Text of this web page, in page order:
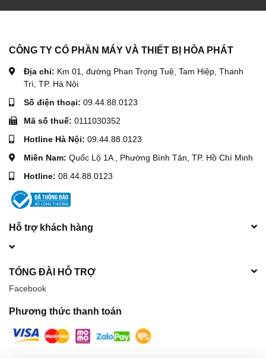
CÔNG TY CỔ PHẦN MÁY VÀ THIẾT BỊ HÒA PHÁT
Địa chỉ: Km 01, đường Phan Trọng Tuệ, Tam Hiệp, Thanh
Trì, TP. Hà Nội
Số điện thoại: 09.44.88.0123
Mã số thuế: 0111030352
Hotline Hà Nội: 09.44.88.0123
Miền Nam: Quốc Lộ 1A , Phường Bình Tân, TP. Hồ Chí Minh
Hotline: 08.44.88.0123
Hỗ trợ khách hàng
TỔNG ĐÀI HỖ TRỢ
Facebook
Phương thức thanh toán